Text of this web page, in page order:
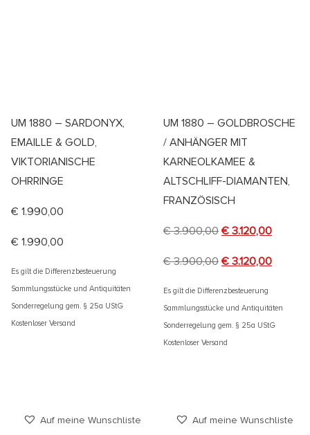
UM 1880 – SARDONYX,
EMAILLE & GOLD,
VIKTORIANISCHE
OHRRINGE
€ 1.990,00
€ 1.990,00
Es gilt die Differenzbesteuerung
Sammlungsstücke und Antiquitäten
Sonderregelung gem. § 25a UStG
Kostenloser Versand
UM 1880 – GOLDBROSCHE
/ ANHÄNGER MIT
KARNEOLKAMEE &
ALTSCHLIFF-DIAMANTEN,
FRANZÖSISCH
€3.900,00 € 3.120,00
€3.900,00 € 3.120,00
Es gilt die Differenzbesteuerung
Sammlungsstücke und Antiquitäten
Sonderregelung gem. § 25a UStG
Kostenloser Versand
Auf meine Wunschliste Auf meine Wunschliste